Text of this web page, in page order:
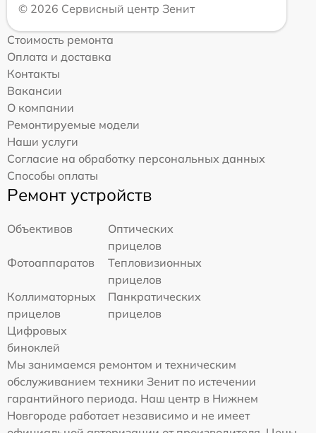
© 2026 Сервисный центр Зенит
Стоимость ремонта
Оплата и доставка
Контакты
Вакансии
О компании
Ремонтируемые модели
Наши услуги
Согласие на обработку персональных данных
Способы оплаты
Ремонт устройств
Объективов
Оптических
прицелов
Фотоаппаратов
Тепловизионных
прицелов
Коллиматорных
прицелов
Панкратических
прицелов
Цифровых
биноклей
Мы занимаемся ремонтом и техническим
обслуживанием техники Зенит по истечении
гарантийного периода. Наш центр в Нижнем
Новгороде работает независимо и не имеет